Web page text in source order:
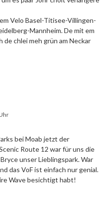
Velo Basel-Titisee-Villingen-
Mannheim. De mit em
de chlei meh grün am Neckar
bei Moab jetzt der
Route 12 war für uns die
unser Lieblingspark. War
das VoF ist einfach nur genial.
Wave besichtigt habt!